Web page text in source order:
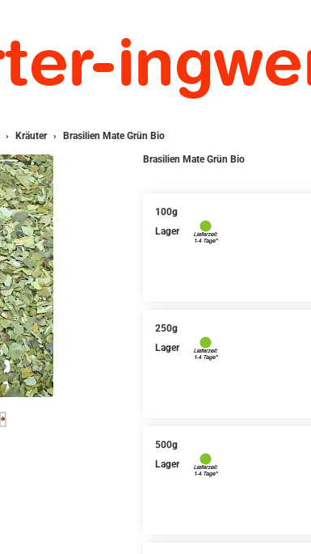
Kräuter Brasilien Mate Grün Bio
Brasilien Mate Grün Bio
100g
Lager
250g
Lager
500g
Lager